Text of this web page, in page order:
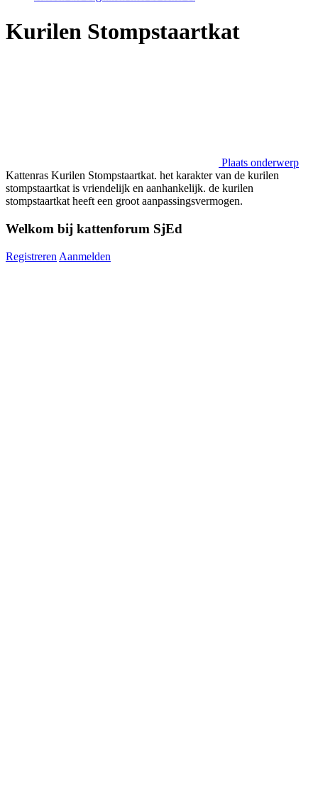
Kurilen Stompstaartkat
Plaats onderwerp
Kattenras Kurilen Stompstaartkat. het karakter van de kurilen
stompstaartkat is vriendelijk en aanhankelijk. de kurilen
stompstaartkat heeft een groot aanpassingsvermogen.
Welkom bij kattenforum SjEd
Registreren Aanmelden